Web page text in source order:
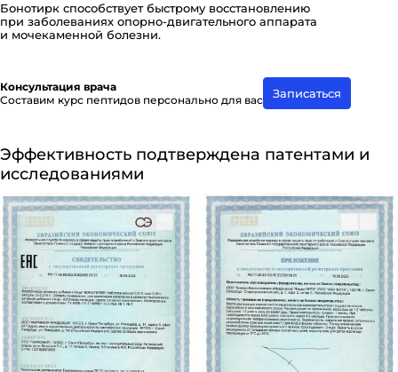
Бонотирк способствует быстрому восстановлению
при заболеваниях опорно-двигательного аппарата
и мочекаменной болезни.
Консультация врача
Составим курс пептидов персонально для вас
Записаться
Эффективность подтверждена патентами и
исследованиями